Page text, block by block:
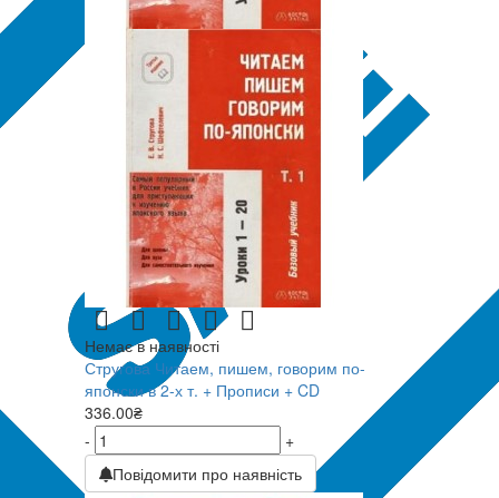
Немає в наявності
Стругова Читаем, пишем, говорим по-
японски в 2-х т. + Прописи + CD
336.00₴
-
+
Повідомити про наявність